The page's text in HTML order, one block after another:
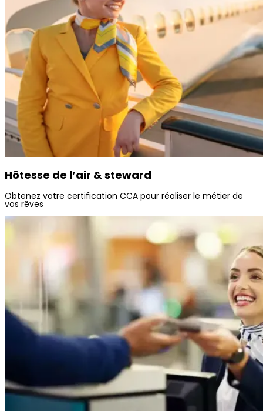
Hôtesse de l’air & steward
Obtenez votre certification CCA pour réaliser le métier de
vos rêves